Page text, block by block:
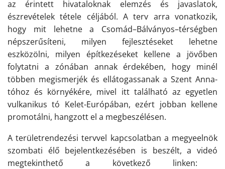
az érintett hivataloknak elemzés és javaslatok,
észrevételek tétele céljából. A terv arra vonatkozik,
hogy mit lehetne a Csomád–Bálványos–térségben
népszerűsíteni, milyen fejlesztéseket lehetne
eszközölni, milyen építkezéseket kellene a jövőben
folytatni a zónában annak érdekében, hogy minél
többen megismerjék és ellátogassanak a Szent Anna-
tóhoz és környékére, mivel itt található az egyetlen
vulkanikus tó Kelet-Európában, ezért jobban kellene
promotálni, hangzott el a megbeszélésen.
A területrendezési tervvel kapcsolatban a megyeelnök
szombati élő bejelentkezésében is beszélt, avideó
megtekinthető a következő linken: